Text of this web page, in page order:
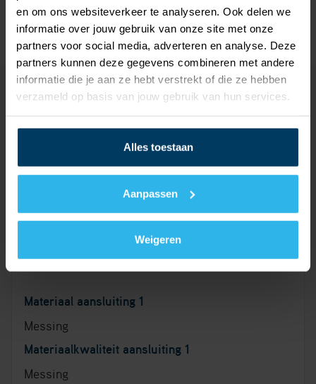
en om ons websiteverkeer te analyseren. Ook delen we
informatie over jouw gebruik van onze site met onze
partners voor social media, adverteren en analyse. Deze
partners kunnen deze gegevens combineren met andere
informatie die je aan ze hebt verstrekt of die ze hebben
verzameld op basis van jouw gebruik van hun services.
Alles toestaan
Aanpassen
Weigeren
Documentatie
Documentatie voor installateurs
Technische details
Materiaal aansluiting 1
Messing
Materiaalkwaliteit aansluiting 1
Messing